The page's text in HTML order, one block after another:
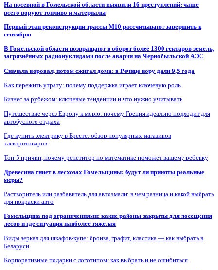
На посевной в Гомельской области выявили 16 преступлений: чаще
всего воруют топливо и материалы
Первый этап реконструкции трассы М10 рассчитывают завершить к
сентябрю
В Гомельской области возвращают в оборот более 1300 гектаров земель,
загрязнённых радионуклидами после аварии на Чернобыльской АЭС
Сначала воровал, потом сжигал дома: в Речице вору дали 9,5 года
Как пережить утрату: почему поддержка играет ключевую роль
Бизнес за рубежом: ключевые тенденции и что нужно учитывать
Путешествие через Европу к морю: почему Греция идеально подходит для
автобусного отдыха
Где купить электрику в Бресте: обзор популярных магазинов
электротоваров
Топ-5 причин, почему репетитор по математике поможет вашему ребенку
Древесина гниет в лесхозах Гомельщины: будут ли приняты реальные
меры?
Растворитель или разбавитель для автоэмали: в чем разница и какой выбрать
для покраски авто
Гомельщина под ограничениями: какие районы закрыты для посещения
лесов и где ситуация наиболее тяжелая
Виды зеркал для шкафов-купе: бронза, графит, классика — как выбрать в
Беларуси
Корпоративные подарки с логотипом: как выбрать и не ошибиться